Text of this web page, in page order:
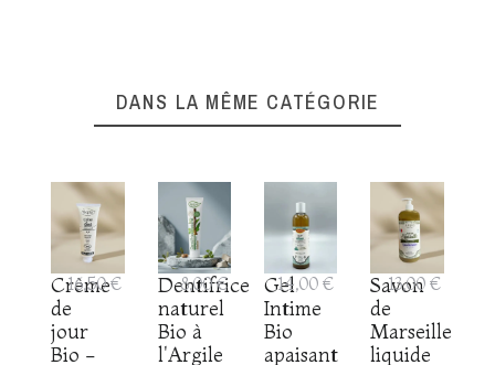
DANS LA MÊME CATÉGORIE
Crème
de
jour
Bio -
16,50 €
Dentifrice
naturel
Bio à
l'Argile
8,00 €
Gel
Intime
Bio
apaisant
14,00 €
Savon
de
Marseille
liquide
13,00 €